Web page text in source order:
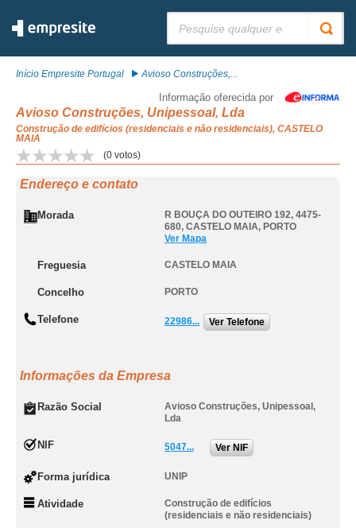
Início Empresite Portugal Avioso Construções,...
Informação oferecida por
Avioso Construções, Unipessoal, Lda
Construção de edifícios (residenciais e não residenciais), CASTELO
MAIA
(0 votos)
Endereço e contato
Morada
R BOUÇA DO OUTEIRO 192, 4475-
680, CASTELO MAIA, PORTO
Ver Mapa
Freguesia CASTELO MAIA
Concelho PORTO
Telefone 22986... Ver Telefone
Informações da Empresa
Razão Social
Avioso Construções, Unipessoal,
Lda
NIF 5047... Ver NIF
Forma jurídica UNIP
Atividade
Construção de edifícios
(residenciais e não residenciais)